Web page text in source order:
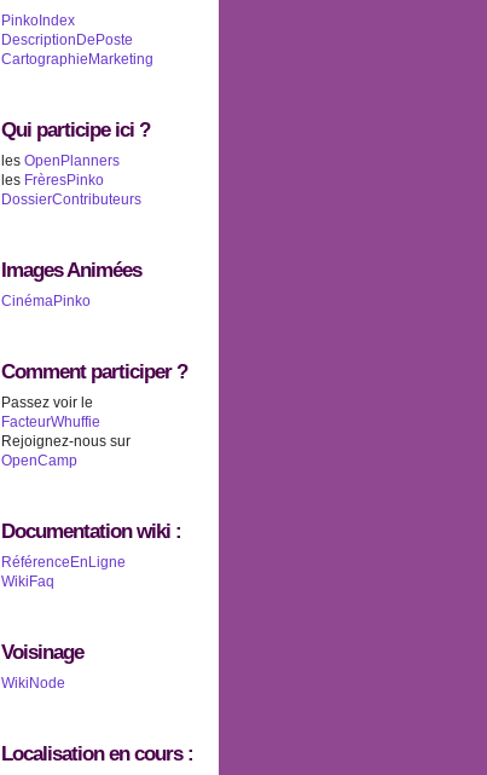
PinkoIndex
DescriptionDePoste
CartographieMarketing
Qui participe ici ?
les OpenPlanners
les FrèresPinko
DossierContributeurs
Images Animées
CinémaPinko
Comment participer ?
Passez voir le
FacteurWhuffie
Rejoignez-nous sur
OpenCamp
Documentation wiki :
RéférenceEnLigne
WikiFaq
Voisinage
WikiNode
Localisation en cours :